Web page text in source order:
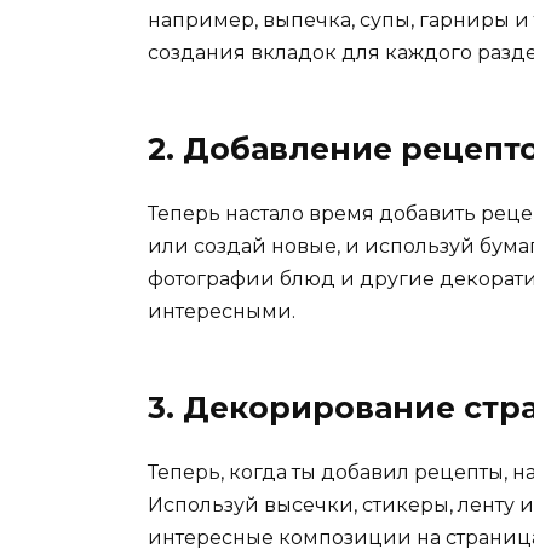
например, выпечка, супы, гарниры и
создания вкладок для каждого
2. Добавление
Теперь настало время добавить
или создай новые, и используй
фотографии блюд и другие
интересными.
3. Декорирование
Теперь, когда ты добавил рецепты,
Используй высечки, стикеры, ленту
интересные композиции на